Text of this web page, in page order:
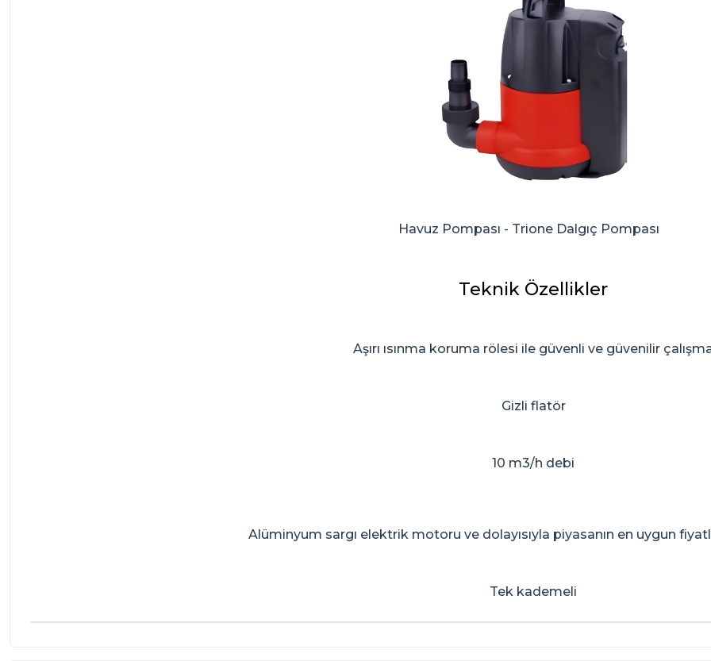
Havuz Pompası - Trione Dalgıç Pompası
Teknik Özellikler
Aşırı ısınma koruma rölesi ile güvenli ve güvenilir
Gizli flatör
10 m3/h debi
Alüminyum sargı elektrik motoru ve dolayısıyla piyasanın en uygun
Tek kademeli